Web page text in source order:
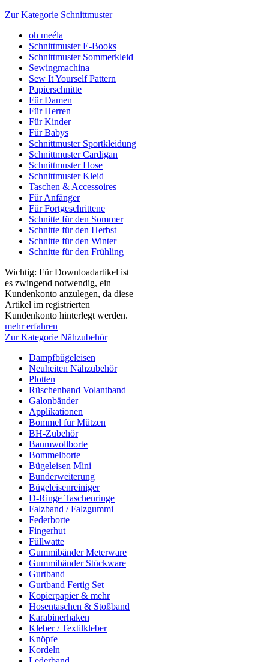
Zur Kategorie Schnittmuster
oh meéla
Schnittmuster E-Books
Schnittmuster Sommerkleid
Sewingmachina
Sew It Yourself Pattern
Papierschnitte
Für Damen
Für Herren
Für Kinder
Für Babys
Schnittmuster Sportkleidung
Schnittmuster Cardigan
Schnittmuster Hose
Schnittmuster Kleid
Taschen & Accessoires
Für Anfänger
Für Fortgeschrittene
Schnitte für den Sommer
Schnitte für den Herbst
Schnitte für den Winter
Schnitte für den Frühling
Wichtig: Für Downloadartikel ist
es zwingend notwendig, ein
Kundenkonto anzulegen, da diese
Artikel im registrierten
Kundenkonto hinterlegt werden.
mehr erfahren
Zur Kategorie Nähzubehör
Dampfbügeleisen
Neuheiten Nähzubehör
Plotten
Rüschenband Volantband
Galonbänder
Applikationen
Bommel für Mützen
BH-Zubehör
Baumwollborte
Bommelborte
Bügeleisen Mini
Bunderweiterung
Bügeleisenreiniger
D-Ringe Taschenringe
Falzband / Falzgummi
Federborte
Fingerhut
Füllwatte
Gummibänder Meterware
Gummibänder Stückware
Gurtband
Gurtband Fertig Set
Kopierpapier & mehr
Hosentaschen & Stoßband
Karabinerhaken
Kleber / Textilkleber
Knöpfe
Kordeln